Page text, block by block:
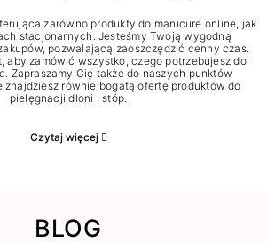
zarówno produkty do manicure online, jak
stacjonarnych. Jesteśmy Twoją wygodną
pozwalającą zaoszczędzić cenny czas.
aby zamówić wszystko, czego potrzebujesz do
Zapraszamy Cię także do naszych punktów
znajdziesz równie bogatą ofertę produktów do
pielęgnacji dłoni i stóp.
Czytaj więcej
BLOG